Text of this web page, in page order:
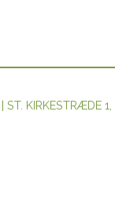
| ST. KIRKESTRÆDE